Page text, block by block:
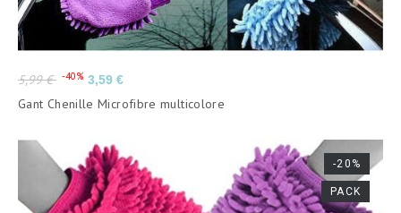
Prix
de
base
5,99 € -40% Prix
3,59 €
Gant Chenille Microfibre multicolore
-20%
PACK